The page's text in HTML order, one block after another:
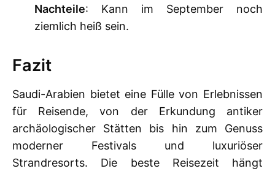
Nachteile: Kann im September noch
ziemlich heiß sein.
Fazit
Saudi-Arabien bietet eine Fülle von Erlebnissen
für Reisende, von der Erkundung antiker
archäologischer Stätten bis hin zum Genuss
moderner Festivals und luxuriöser
Strandresorts. Die beste Reisezeit hängt